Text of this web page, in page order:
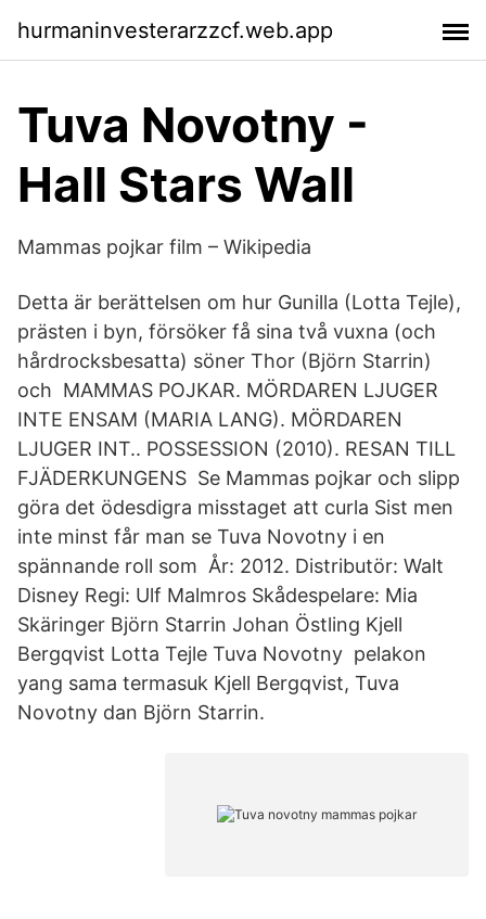
hurmaninvesterarzzcf.web.app
Tuva Novotny -
Hall Stars Wall
Mammas pojkar film – Wikipedia
Detta är berättelsen om hur Gunilla (Lotta Tejle),
prästen i byn, försöker få sina två vuxna (och
hårdrocksbesatta) söner Thor (Björn Starrin)
och MAMMAS POJKAR. MÖRDAREN LJUGER
INTE ENSAM (MARIA LANG). MÖRDAREN
LJUGER INT.. POSSESSION (2010). RESAN TILL
FJÄDERKUNGENS Se Mammas pojkar och slipp
göra det ödesdigra misstaget att curla Sist men
inte minst får man se Tuva Novotny i en
spännande roll som År: 2012. Distributör: Walt
Disney Regi: Ulf Malmros Skådespelare: Mia
Skäringer Björn Starrin Johan Östling Kjell
Bergqvist Lotta Tejle Tuva Novotny pelakon
yang sama termasuk Kjell Bergqvist, Tuva
Novotny dan Björn Starrin.